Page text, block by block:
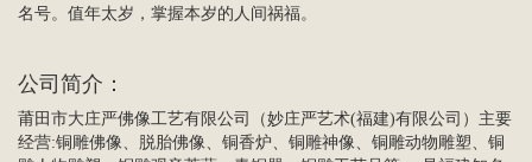
名号。值年太岁，掌握本岁的人间祸福。
公司简介 ：
莆田市大庄严佛像工艺有限公司（妙庄严艺术(福建)有限公司）主要
经营:铜雕佛像 、脱胎佛像、 铜香炉 铜雕神像、铜雕动物雕塑、铜